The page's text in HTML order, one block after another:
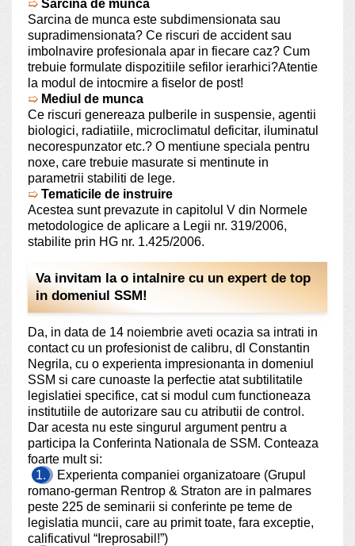
➯ Sarcina de munca
Sarcina de munca este subdimensionata sau
supradimensionata? Ce riscuri de accident sau
imbolnavire profesionala apar in fiecare caz? Cum
trebuie formulate dispozitiile sefilor ierarhici?Atentie
la modul de intocmire a fiselor de post!
➯ Mediul de munca
Ce riscuri genereaza pulberile in suspensie, agentii
biologici, radiatiile, microclimatul deficitar, iluminatul
necorespunzator etc.? O mentiune speciala pentru
noxe, care trebuie masurate si mentinute in
parametrii stabiliti de lege.
➯ Tematicile de instruire
Acestea sunt prevazute in capitolul V din Normele
metodologice de aplicare a Legii nr. 319/2006,
stabilite prin HG nr. 1.425/2006.
Va invitam la o intalnire cu un expert de top
in domeniul SSM!
Da, in data de 14 noiembrie aveti ocazia sa intrati in
contact cu un profesionist de calibru, dl Constantin
Negrila, cu o experienta impresionanta in domeniul
SSM si care cunoaste la perfectie atat subtilitatile
legislatiei specifice, cat si modul cum functioneaza
institutiile de autorizare sau cu atributii de control.
Dar acesta nu este singurul argument pentru a
participa la Conferinta Nationala de SSM. Conteaza
foarte mult si:
1.
Experienta companiei organizatoare (Grupul
romano-german Rentrop & Straton are in palmares
peste 225 de seminarii si conferinte pe teme de
legislatia muncii, care au primit toate, fara exceptie,
calificativul “Ireprosabil!”)